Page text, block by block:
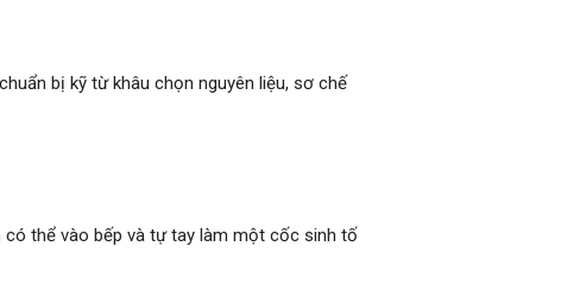
bị kỹ từ khâu chọn nguyên liệu, sơ chế
có thể vào bếp và tự tay làm một cốc sinh tố